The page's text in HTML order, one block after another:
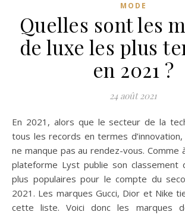
MODE
Quelles sont les
de luxe les plus
en 2021 ?
24 août 2021
En 2021, alors que le secteur de la technologie explose
tous les records en termes
ne manque pas au rendez-vous. Comme
plateforme Lyst publie son classement
plus populaires pour le compte du
2021. Les marques Gucci, Dior et Nike
cette liste. Voici donc les marques